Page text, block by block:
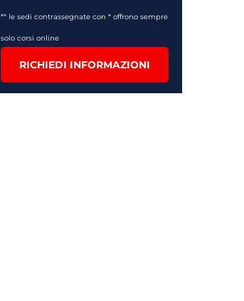
** le sedi contrassegnate con * offrono sempre
solo corsi online
RICHIEDI INFORMAZIONI